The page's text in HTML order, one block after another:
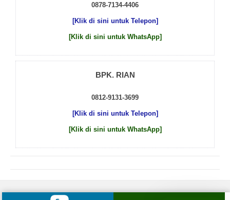
0878-7134-4406
[Klik di sini untuk Telepon]
[Klik di sini untuk WhatsApp]
BPK. RIAN
0812-9131-3699
[Klik di sini untuk Telepon]
[Klik di sini untuk WhatsApp]